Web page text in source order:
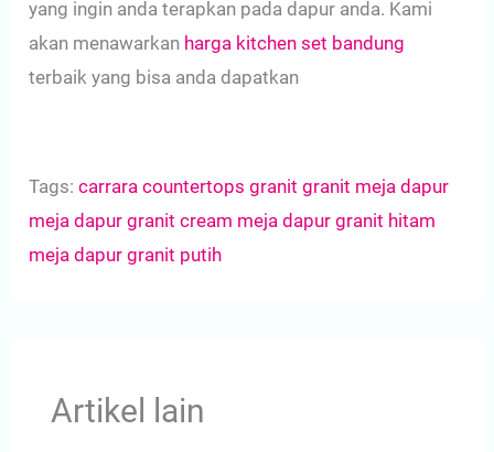
yang ingin anda terapkan pada dapur anda. Kami
akan menawarkan harga kitchen set bandung
terbaik yang bisa anda dapatkan
Tags:carrara countertops granit granit meja dapur
meja dapur granit cream meja dapur granit hitam
meja dapur granit putih
Artikel lain